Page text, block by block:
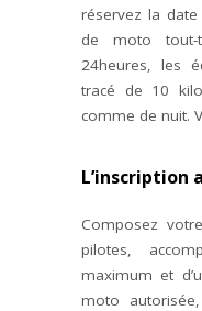
réservez la
de moto tout-
24heures, les
tracé de 10
comme de nuit.
L’inscription
Composez
pilotes,
maximum et
moto